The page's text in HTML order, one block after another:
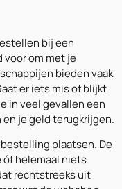
bij een
voor om met je
bieden vaak
er iets mis of blijkt
in veel gevallen een
je geld terugkrijgen.
plaatsen. De
óf helemaal niets
rechtstreeks uit